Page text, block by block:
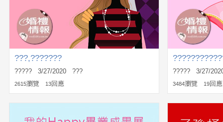
???,???????
????? 3/27/2020 ???
2615瀏覽 13回應
????? 3/27/
3484瀏覽 19回應